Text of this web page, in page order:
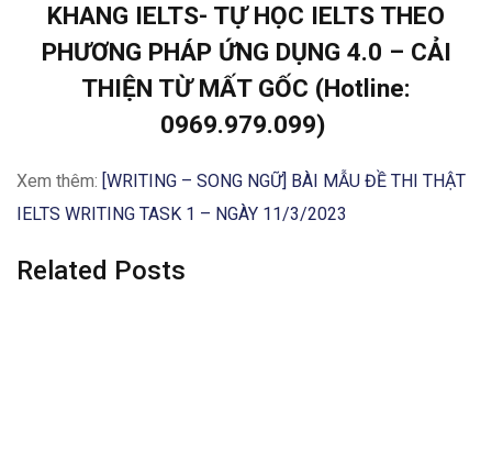
KHANG IELTS- TỰ HỌC IELTS THEO
PHƯƠNG PHÁP ỨNG DỤNG 4.0 – CẢI
THIỆN TỪ MẤT GỐC (Hotline:
0969.979.099)
Xem thêm: [WRITING – SONG NGỮ] BÀI MẪU ĐỀ THI THẬT
IELTS WRITING TASK 1 – NGÀY 11/3/2023
Related Posts